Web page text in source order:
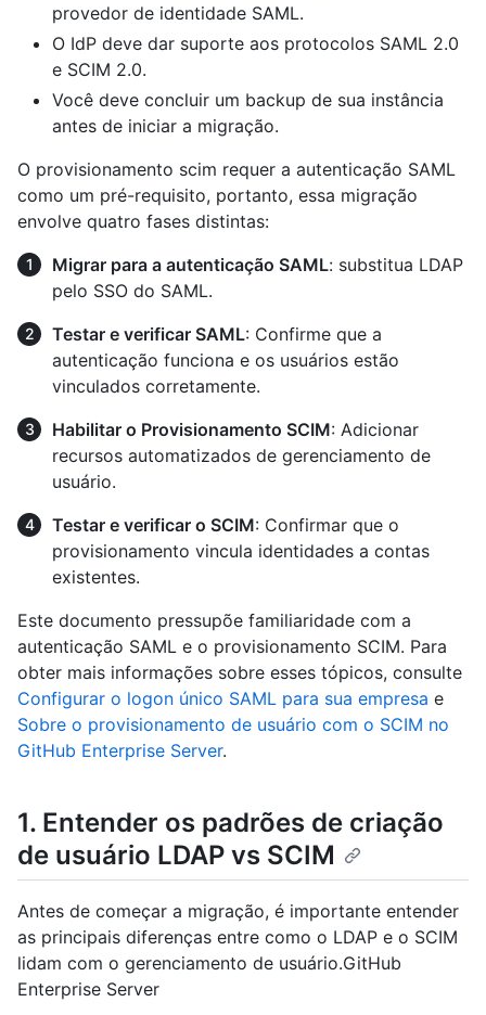
provedor de identidade SAML.
O IdP deve dar suporte aos protocolos SAML 2.0
e SCIM 2.0.
Você deve concluir um backup de sua instância
antes de iniciar a migração.
O provisionamento scim requer a autenticação SAML
como um pré-requisito, portanto, essa migração
envolve quatro fases distintas:
Migrar para a autenticação SAML: substitua LDAP
pelo SSO do SAML.
Testar e verificar SAML: Confirme que a
autenticação funciona e os usuários estão
vinculados corretamente.
Habilitar o Provisionamento SCIM: Adicionar
recursos automatizados de gerenciamento de
usuário.
Testar e verificar o SCIM: Confirmar que o
provisionamento vincula identidades a contas
existentes.
Este documento pressupõe familiaridade com a
autenticação SAML e o provisionamento SCIM. Para
obter mais informações sobre esses tópicos, consulte
Configurar o logon único SAML para sua empresa e
Sobre o provisionamento de usuário com o SCIM no
GitHub Enterprise Server.
1. Entender os padrões de criação
de usuário LDAP vs SCIM
Antes de começar a migração, é importante entender
as principais diferenças entre como o LDAP e o SCIM
lidam com o gerenciamento de usuário.GitHub
Enterprise Server